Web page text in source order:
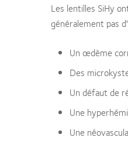
Les lentilles SiHy
généralement pas
Un œdème
Des
Un défaut de
Une
Une